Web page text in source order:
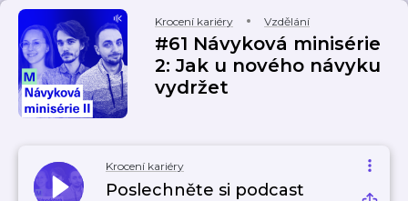
Krocení kariéry Vzdělání
#61 Návyková minisérie
2: Jak u nového návyku
vydržet
Krocení kariéry
Poslechněte si podcast